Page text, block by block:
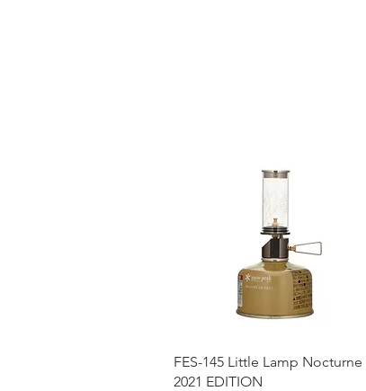
クイックビュー
FES-145 Little Lamp Nocturne
2021 EDITION